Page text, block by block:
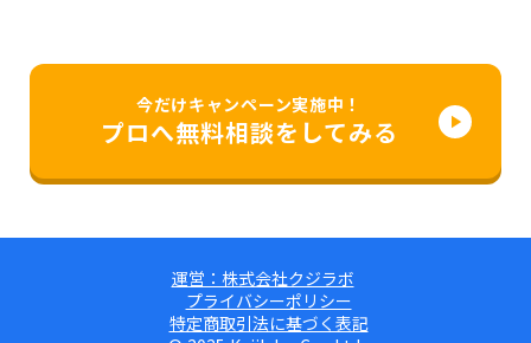
シーです。
今だけキャンペーン実施中！
プロへ無料相談をしてみる play_arrow
運営：株式会社クジラボ
プライバシーポリシー
特定商取引法に基づく表記